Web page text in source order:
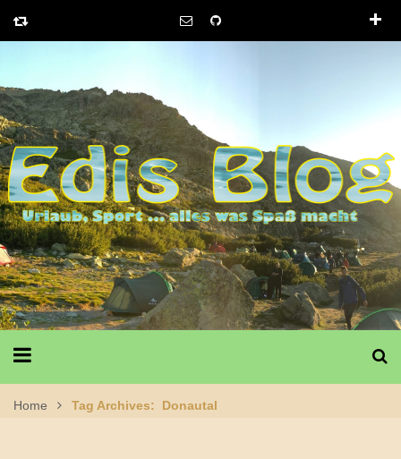
Home Tag Archives: Donautal